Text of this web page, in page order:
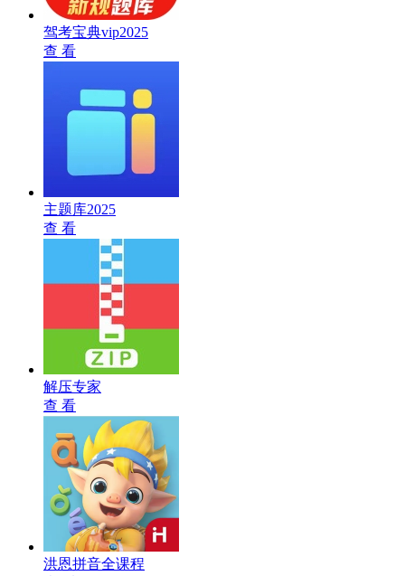
驾考宝典vip2025
查 看
主题库2025
查 看
解压专家
查 看
洪恩拼音全课程